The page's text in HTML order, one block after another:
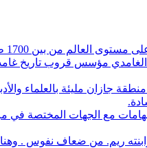
في آيسف الدولي لعام 2022م.
مؤسس قروب تاريخ
جازان مليئة بالعلماء
مع الجهات المختصة في
ريم. من ضعاف نفوس .